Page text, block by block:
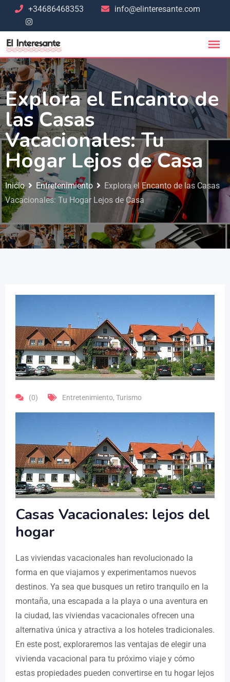
+34686468353 info@elinteresante.com
Explora el Encanto de
las Casas
Vacacionales: Tu
Hogar Lejos de Casa
Inicio Entretenimiento
Explora el Encanto de las Casas
Vacacionales: Tu Hogar Lejos de Casa
(0) Entretenimiento, Turismo
Casas Vacacionales: lejos del
hogar
Las viviendas vacacionales han revolucionado la
forma en que viajamos y experimentamos nuevos
destinos. Ya sea que busques un retiro tranquilo en la
montaña, una escapada a la playa o una aventura en
la ciudad, las viviendas vacacionales ofrecen una
alternativa única y atractiva a los hoteles tradicionales.
En este post, exploraremos las ventajas de elegir una
vivienda vacacional para tu próximo viaje y cómo
estas propiedades pueden convertirse en tu hogar lejos